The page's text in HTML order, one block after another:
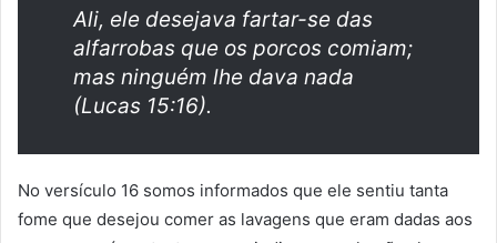
Ali, ele desejava fartar-se das
alfarrobas que os porcos comiam;
mas ninguém lhe dava nada
(Lucas 15:16).
No versículo 16 somos informados que ele sentiu tanta
fome que desejou comer as lavagens que eram dadas aos